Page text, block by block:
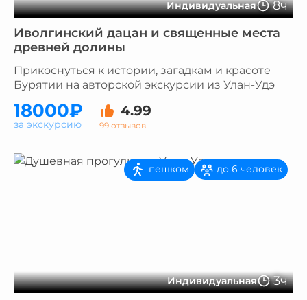
Индивидуальная
8ч
Иволгинский дацан и священные места
древней долины
Прикоснуться к истории, загадкам и красоте
Бурятии на авторской экскурсии из Улан-Удэ
18000₽ 4.99
99 отзывов
за экскурсию
Индивидуальная 3ч
пешком до 6 человек